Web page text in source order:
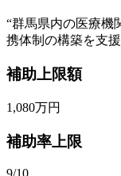
“群馬県内の医療機
携体制の構築を支
補助上限額
1,080万円
補助率上限